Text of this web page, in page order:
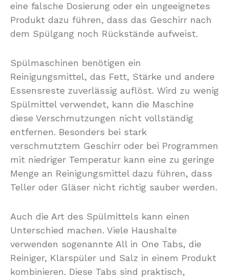
eine falsche Dosierung oder ein ungeeignetes
Produkt dazu führen, dass das Geschirr nach
dem Spülgang noch Rückstände aufweist.
Spülmaschinen benötigen ein
Reinigungsmittel, das Fett, Stärke und andere
Essensreste zuverlässig auflöst. Wird zu wenig
Spülmittel verwendet, kann die Maschine
diese Verschmutzungen nicht vollständig
entfernen. Besonders bei stark
verschmutztem Geschirr oder bei Programmen
mit niedriger Temperatur kann eine zu geringe
Menge an Reinigungsmittel dazu führen, dass
Teller oder Gläser nicht richtig sauber werden.
Auch die Art des Spülmittels kann einen
Unterschied machen. Viele Haushalte
verwenden sogenannte All in One Tabs, die
Reiniger, Klarspüler und Salz in einem Produkt
kombinieren. Diese Tabs sind praktisch,